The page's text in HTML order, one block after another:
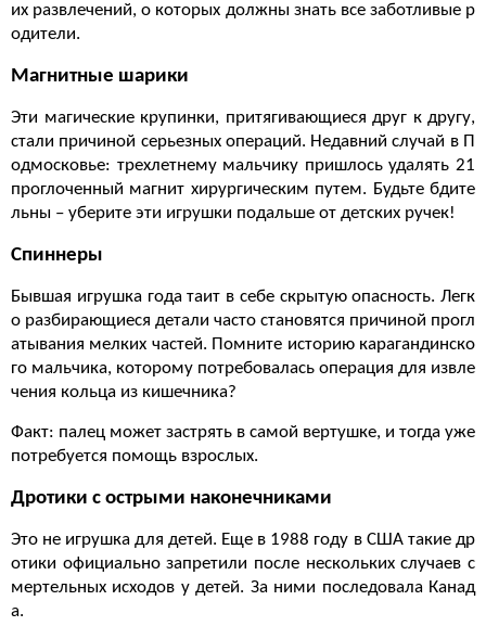
их развлечений, о которых должны знать все заботливые р
одители.
Магнитные шарики
Эти магические крупинки, притягивающиеся друг к другу,
стали причиной серьезных операций. Недавний случай в П
одмосковье: трехлетнему мальчику пришлось удалять 21
проглоченный магнит хирургическим путем. Будьте бдите
льны – уберите эти игрушки подальше от детских ручек!
Спиннеры
Бывшая игрушка года таит в себе скрытую опасность. Легк
о разбирающиеся детали часто становятся причиной прогл
атывания мелких частей. Помните историю карагандинско
го мальчика, которому потребовалась операция для извле
чения кольца из кишечника?
Факт: палец может застрять в самой вертушке, и тогда уже
потребуется помощь взрослых.
Дротики с острыми наконечниками
Это не игрушка для детей. Еще в 1988 году в США такие др
отики официально запретили после нескольких случаев с
мертельных исходов у детей. За ними последовала Канад
а.